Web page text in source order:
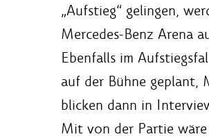
„Aufstieg“ gelingen,
Mercedes-Benz Arena
Ebenfalls im
auf der Bühne geplant,
blicken dann in
Mit von der Partie